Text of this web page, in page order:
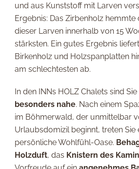
und aus Kunststoff mit Larven
Ergebnis: Das Zirbenholz hemmte
dieser Larven innerhalb von 15
stärksten. Ein gutes Ergebnis
Birkenholz und Holzspanplatten
am schlechtesten ab.
In den INNs HOLZ Chalets sind Sie
besonders nahe. Nach einem
im Böhmerwald, der unmittelbar
Urlaubsdomizil beginnt, treten Sie
persönliche Wohlfühl-Oase.
Holzduft, das Knistern des